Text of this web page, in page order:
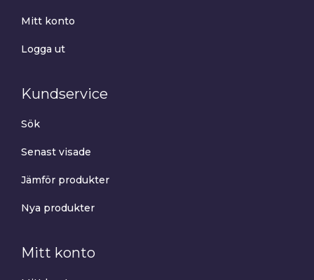
Mitt konto
Logga ut
Kundservice
Sök
Senast visade
Jämför produkter
Nya produkter
Mitt konto